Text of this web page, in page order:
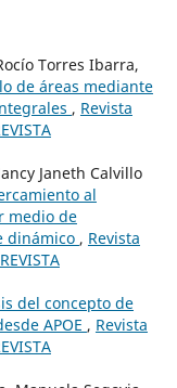
Torres Ibarra,
de áreas mediante
, Revista
Janeth Calvillo
al
medio de
dinámico , Revista
del concepto de
APOE , Revista